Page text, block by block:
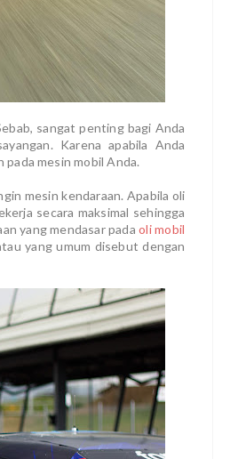
sangat penting bagi Anda
Karena apabila Anda
pada mesin mobil Anda.
mesin kendaraan. Apabila oli
secara maksimal sehingga
yang mendasar pada oli mobil
yang umum disebut dengan